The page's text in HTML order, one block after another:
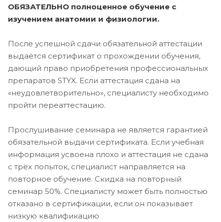
ОБЯЗАТЕЛЬНО полноценное обучение с
изучением анатомии и физиологии.
После успешной сдачи обязательной аттестации
выдаётся сертификат о прохождении обучения,
дающий право приобретения профессиональных
препаратов STYX. Если аттестация сдана на
«неудовлетворительно», специалисту необходимо
пройти переаттестацию.
Прослушивание семинара не является гарантией
обязательной выдачи сертификата. Если учебная
информация усвоена плохо и аттестация не сдана
с трёх попыток, специалист направляется на
повторное обучение. Скидка на повторный
семинар 50%. Специалисту может быть полностью
отказано в сертификации, если он показывает
низкую квалификацию